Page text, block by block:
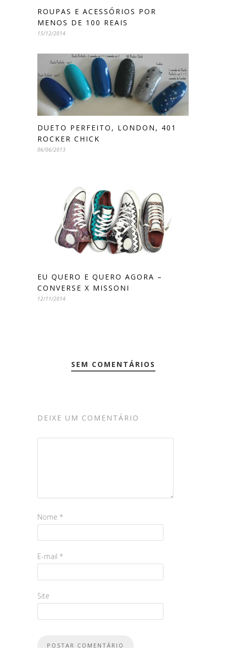
ROUPAS E ACESSÓRIOS POR
MENOS DE 100 REAIS
15/12/2014
DUETO PERFEITO, LONDON, 401
ROCKER CHICK
06/06/2013
EU QUERO E QUERO AGORA –
CONVERSE X MISSONI
12/11/2014
SEM COMENTÁRIOS
DEIXE UM COMENTÁRIO
Nome *
E-mail *
Site